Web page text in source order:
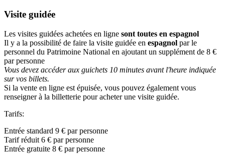
Visite guidée
Les visites guidées achetées en ligne sont toutes en espagnol
Il y a la possibilité de faire la visite guidée en espagnol par le
personnel du Patrimoine National en ajoutant un supplément de 8 €
par personne
Vous devez accéder aux guichets 10 minutes avant l'heure indiquée
sur vos billets.
Si la vente en ligne est épuisée, vous pouvez également vous
renseigner à la billetterie pour acheter une visite guidée.
Tarifs:
Entrée standard 9 € par personne
Tarif réduit 6 € par personne
Entrée gratuite 8 € par personne